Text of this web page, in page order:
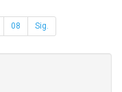
08 Sig.